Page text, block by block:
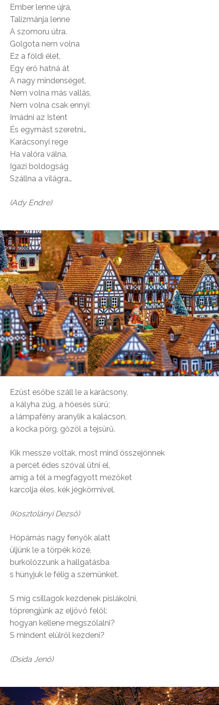
Ember lenne újra,
Talizmánja lenne
A szomoru útra.
Golgota nem volna
Ez a földi élet,
Egy erő hatná át
A nagy mindenséget,
Nem volna más vallás,
Nem volna csak ennyi:
Imádni az Istent
És egymást szeretni…
Karácsonyi rege
Ha valóra válna,
Igazi boldogság
Szállna a világra…
(Ady Endre)
Ezüst esőbe száll le a karácsony,
a kályha zúg, a hóesés sürű;
a lámpafény aranylik a kalácson,
a kocka pörg, gőzöl a tejsürű.
Kik messze voltak, most mind összejönnek
a percet édes szóval ütni el,
amíg a tél a megfagyott mezőket
karcolja éles, kék jégkörmivel.
(Kosztolányi Dezső)
Hópárnás nagy fenyők alatt
üljünk le a törpék közé,
burkolózzunk a hallgatásba
s húnyjuk le félig a szemünket.
S míg csillagok kezdenek pislákolni,
töprengjünk az eljövő felől:
hogyan kellene megszólalni?
S mindent elülről kezdeni?
(Dsida Jenő)